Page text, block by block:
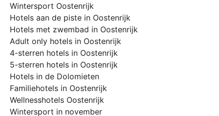
Wintersport Oostenrijk
Hotels aan de piste in Oostenrijk
Hotels met zwembad in Oostenrijk
Adult only hotels in Oostenrijk
4-sterren hotels in Oostenrijk
5-sterren hotels in Oostenrijk
Hotels in de Dolomieten
Familiehotels in Oostenrijk
Wellnesshotels Oostenrijk
Wintersport in november